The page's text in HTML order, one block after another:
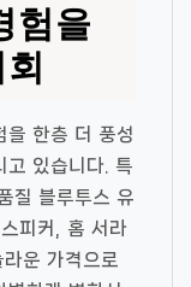
험을
을 한층 더 풍성
고 있습니다. 특
질 블루투스 유
피커, 홈 서라
운 가격으로